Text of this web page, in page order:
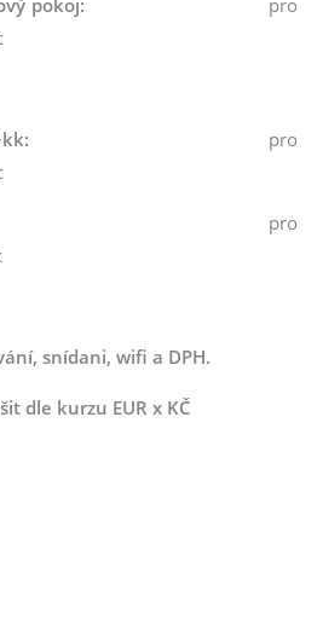
pokoj:
pro
1+kk:
pro
snídani, wifi a DPH.
dle kurzu EUR x KČ